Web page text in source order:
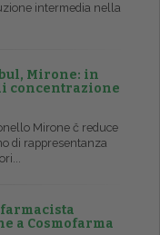
intermedia nella
Mirone: in
concentrazione
Mirone č reduce
di rappresentanza
a Cosmofarma